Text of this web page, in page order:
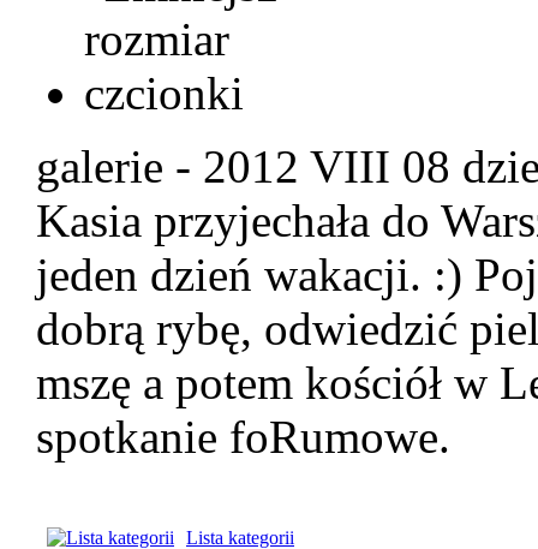
galerie - 2012 VIII 08
Kasia przyjechała do
jeden dzień wakacji. :)
dobrą rybę, odwiedzić
mszę a potem kościół w
spotkanie foRumowe.
Lista kategorii